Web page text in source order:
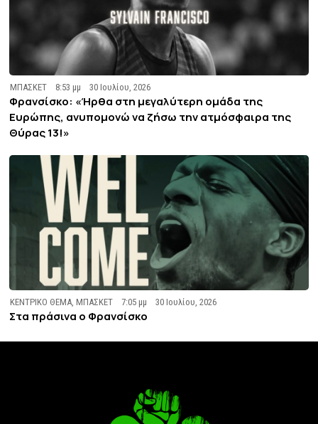
ΜΠΑΣΚΕΤ 8:53 μμ 30 Ιουλίου, 2026
Φρανσίσκο: «Ήρθα στη μεγαλύτερη ομάδα της
Ευρώπης, ανυπομονώ να ζήσω την ατμόσφαιρα της
Θύρας 13!»
ΚΕΝΤΡΙΚΟ ΘΕΜΑ,ΜΠΑΣΚΕΤ 7:05 μμ 30 Ιουλίου, 2026
Στα πράσινα ο Φρανσίσκο